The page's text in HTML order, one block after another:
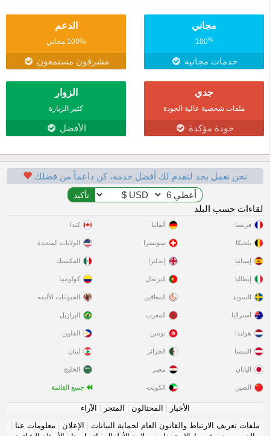
مجاني
100%
خدمات مجانية
الدعم
100% مجاني
مشرفون مستمعون
جدي
ملفات شخصية عالية الجودة
جودة مؤكدة
الزوار
كثير الزيارة
الأفضل
نحن نعمل بجد لنقدم لك أفضل خدمة، كن داعماً من فضلك
لقاءات حسب البلد
فرنسا
بلجيكا
إسبانيا
إيطاليا
السويد
ألمانيا
سويسرا
إنجلترا
البرتغال
المعاقين
كندا
الولايات المتحدة
المكسيك
كولومبيا
الحيوانات الأليفة
أستراليا
هولندا
النمسا
اليابان
الصين
المغرب
تونس
الجزائر
مصر
الكويت
البرازيل
الفلبين
لبنان
الخليج
جميع القائمة
الأخبار المحتالون المتجر
الآراء
ملفات تعريف الارتباط والقانون العام لحماية البيانات
الإعلان معلومات عنا